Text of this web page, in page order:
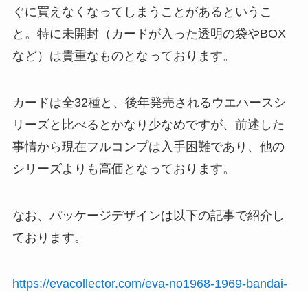
ぐに買えなくなってしまうことがあるというこ
と。特に未開封（カードが入った透明の袋やBOX
など）は貴重なものとなっております。
カードは全32種と、後年発売されるウエハースシ
リーズと比べるとかなり少なめですが、前述した
事情から現在フルコンプは入手困難であり、他の
シリーズよりも高価となっております。
なお、パッケージデザインは以下の記事で紹介し
ております。
https://evacollector.com/eva-no1968-1969-bandai-